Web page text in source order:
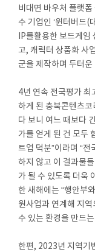
비대면 바우처 플랫
수 기업인 ‘윈터버드(
IP를활용한 보드게
고, 캐릭터 상품화 사
군을 제작하며 두터
4년 연속 전국평가 최
하게 된 충북콘텐츠
다 보니 여느 때보다
가를 얻게 된 건 모두
트업 덕분”이라며 “
하지 않고 이 결과물
가 될 수 있도록 더욱
한 새해에는 “행안부
원사업과 연계해 지
수 있는 환경을 만드
한편, 2023년 지역기